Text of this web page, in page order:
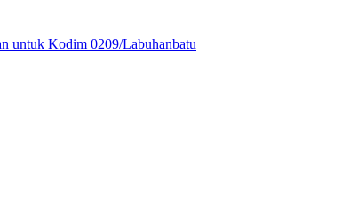
untuk Kodim 0209/Labuhanbatu